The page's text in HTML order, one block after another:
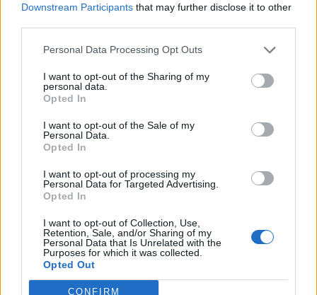
Downstream Participants that may further disclose it to other
Personal Data Processing Opt Outs
I want to opt-out of the Sharing of my
personal data.
Opted In
I want to opt-out of the Sale of my
Personal Data.
Opted In
I want to opt-out of processing my
Personal Data for Targeted Advertising.
Opted In
I want to opt-out of Collection, Use,
Retention, Sale, and/or Sharing of my
Personal Data that Is Unrelated with the
Purposes for which it was collected.
Opted Out
CONFIRM
Riccardo Trevisani:Eriksen(+6)
Pierluigi Pardo: Eriksen (+6)
Ludovico Rossini: Eriksen (+6)
Gianluca Di Marzio:
Al exander Arnold
Non potrete sceglierci come viceallenatori, ma
anche la redazione diFantacalcio.it
ha deciso di
consigliarvi un calciatore per questa partita, da
predictions. Il nostro nome è quello diBowen
sta vivendo un ottimo periodo di forma e
partecipa spesso alle azioni d'attacco
dell'Inghilterra. Occhio al suo possibile +8 come
bonus.